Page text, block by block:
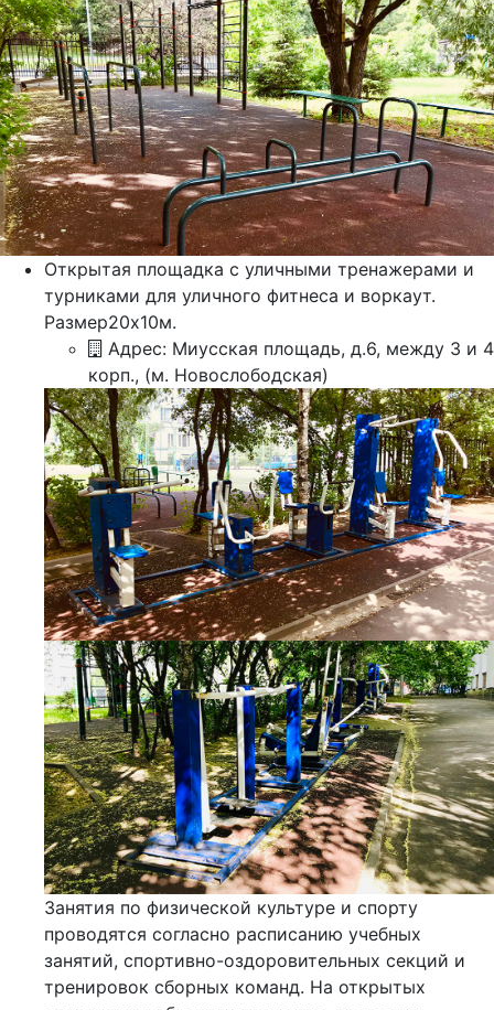
Открытая площадка c уличными тренажерами и
турниками для уличного фитнеса и воркаут.
Размер20х10м.
Адрес: Миусская площадь, д.6, между 3 и 4
корп., (м. Новослободская)
Занятия по физической культуре и спорту
проводятся согласно расписанию учебных
занятий, спортивно-оздоровительных секций и
тренировок сборных команд. На открытых